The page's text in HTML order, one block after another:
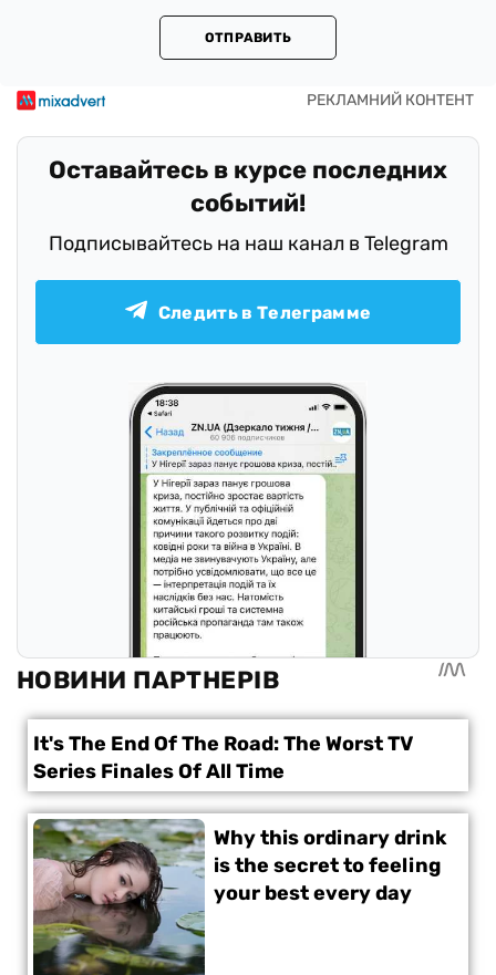
ОТПРАВИТЬ
Оставайтесь в курсе последних
событий!
Подписывайтесь на наш канал в Telegram
Следить в Телеграмме